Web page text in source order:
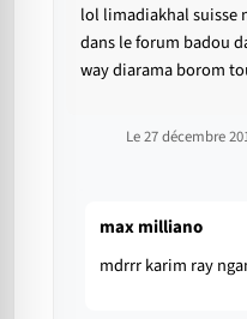
lol limadiakhal suisse
dans le forum badou
way diarama borom
Le 27 décembre
max milliano
mdrrr karim ray